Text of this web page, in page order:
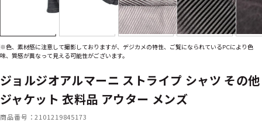
※色、素材感に注意して撮影しておりますが、デジカメの特性、ご覧になられているPCにより色
味、質感が異なって見える可能性がございます。
ジョルジオアルマーニ ストライプ シャツ その他
ジャケット 衣料品 アウター メンズ
商品番号：2101219845173